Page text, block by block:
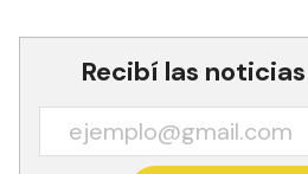
Recibí las